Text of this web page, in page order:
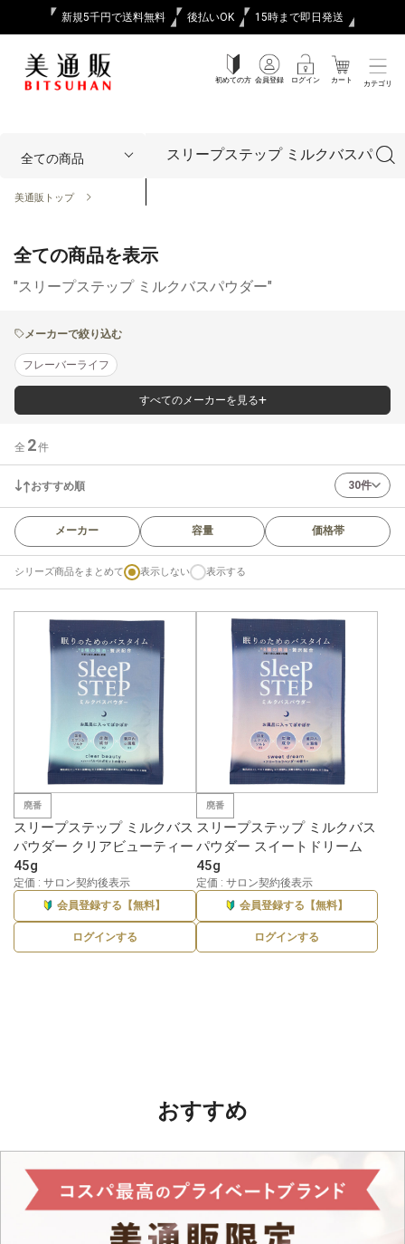
新規5千円で送料無料 後払いOK 15時まで即日発送
初めての方 会員登録 ログイン カート カテゴリ
美通販トップ
全ての商品を表示
"スリープステップ ミルクバスパウダー"
メーカーで絞り込む
フレーバーライフ
すべてのメーカーを見る
全 2件
おすすめ順
メーカー 容量 価格帯
30件
シリーズ商品をまとめて 表示しない 表示する
廃番
スリープステップ ミルクバス
パウダー クリアビューティー
45g
定価 : サロン契約後表示
会員登録する【無料】
ログインする
廃番
スリープステップ ミルクバス
パウダー スイートドリーム
45g
定価 : サロン契約後表示
会員登録する【無料】
ログインする
おすすめ